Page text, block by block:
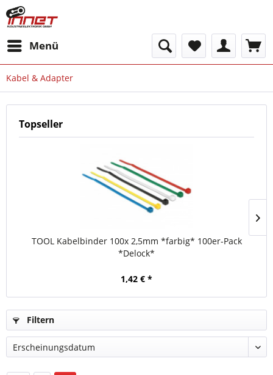
Menü
Kabel & Adapter
Topseller
TOOL Kabelbinder 100x 2,5mm *farbig* 100er-Pack
*Delock*
1,42 € *
Filtern